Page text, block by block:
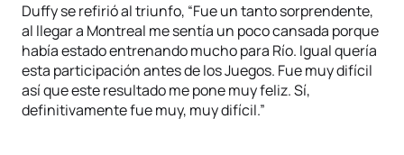
Duffy se refirió al triunfo, “Fue un tanto sorprendente,
al llegar a Montreal me sentía un poco cansada porque
había estado entrenando mucho para Río. Igual quería
esta participación antes de los Juegos. Fue muy difícil
así que este resultado me pone muy feliz. Sí,
definitivamente fue muy, muy difícil.”